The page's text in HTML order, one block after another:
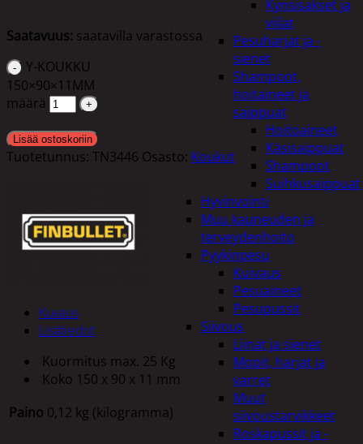
Kynsisakset ja
viilat
Pesuharjat ja -
sienet
Shampoot,
hoitaineet ja
saippuat
Hoitoaineet
Käsisaippuat
Shampoot
Suihkusaippuat
Hyvinvointi
Muu kauneuden ja
terveydenhoito
Pyykinpesu
Kuivaus
Pesuaineet
Pesupussit
Siivous
Liinat ja sienet
Mopit, harjat ja
varret
Muut
siivoustarvikkeet
Roskapussit ja -
Saatavuus: saatavilla varastossa
Y-KOUKKU
150×90×11MM
määrä
Lisää ostoskoriin
Tuotetunnus: TN3446 Osasto: Koukut
Kuvaus
Lisätiedot
Kuormitus max. 25 Kg
Koko 150 x 90 x 11 mm
Paino 0,12 kg (kilogramma)